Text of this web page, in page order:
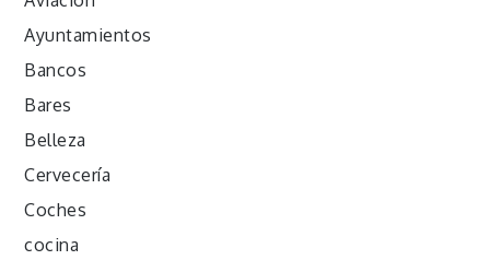
Ayuntamientos
Bancos
Bares
Belleza
Cervecería
Coches
cocina